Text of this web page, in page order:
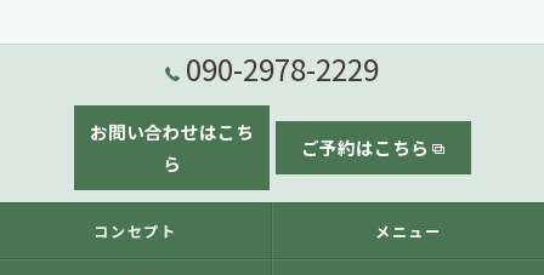
090-2978-2229
お問い合わせはこち
ら
ご予約はこちら
コンセプト メニュー